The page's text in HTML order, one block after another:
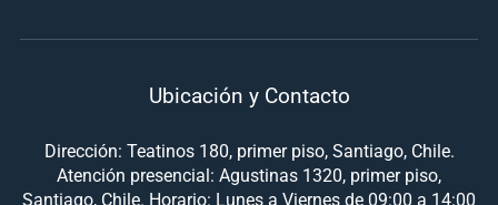
Ubicación y Contacto
Dirección: Teatinos 180, primer piso, Santiago, Chile.
Atención presencial: Agustinas 1320, primer piso,
Santiago, Chile. Horario: Lunes a Viernes de 09:00 a 14:00